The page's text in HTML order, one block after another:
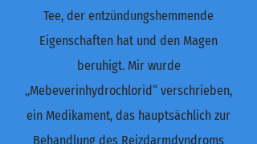
Tee, der entzündungshemmende
Eigenschaften hat und den Magen
beruhigt. Mir wurde
„Mebeverinhydrochlorid“ verschrieben,
ein Medikament, das hauptsächlich zur
Behandlung des Reizdarmdyndroms